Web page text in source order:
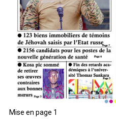
Mise en page 1